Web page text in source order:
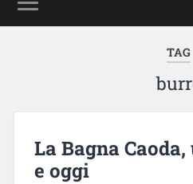
TAG
La Bagna
e oggi